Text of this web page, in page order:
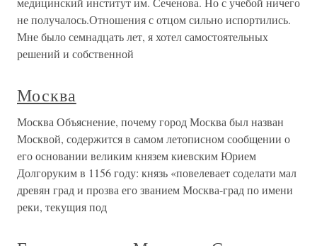
не получалось.Отношения с отцом сильно испортились.
Мне было семнадцать лет, я хотел самостоятельных
решений и собственной
Москва
Москва Объяснение, почему город Москва был назван
Москвой, содержится в самом летописном сообщении о
его основании великим князем киевским Юрием
Долгоруким в 1156 году: князь «повелевает соделати мал
древян град и прозва его званием Москва-град по имени
реки, текущия под